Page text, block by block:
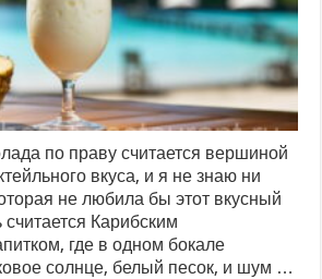
по праву считается вершиной
вкуса, и я не знаю ни
не любила бы этот вкусный
считается Карибским
где в одном бокале
солнце, белый песок, и шум …